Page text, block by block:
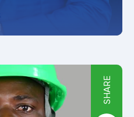
SHARE